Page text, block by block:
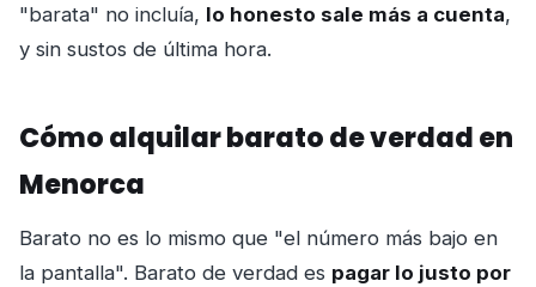
"barata" no incluía, lo honesto sale más a cuenta,
y sin sustos de última hora.
Cómo alquilar barato de verdad en
Menorca
Barato no es lo mismo que "el número más bajo en
la pantalla". Barato de verdad es pagar lo justo por